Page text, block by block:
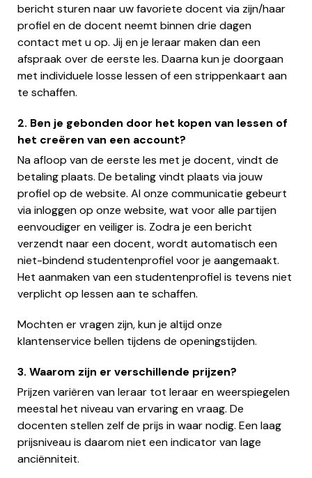
bericht sturen naar uw favoriete docent via zijn/haar
profiel en de docent neemt binnen drie dagen
contact met u op. Jij en je leraar maken dan een
afspraak over de eerste les. Daarna kun je doorgaan
met individuele losse lessen of een strippenkaart aan
te schaffen.
2. Ben je gebonden door het kopen van lessen of
het creëren van een account?
Na afloop van de eerste les met je docent, vindt de
betaling plaats. De betaling vindt plaats via jouw
profiel op de website. Al onze communicatie gebeurt
via inloggen op onze website, wat voor alle partijen
eenvoudiger en veiliger is. Zodra je een bericht
verzendt naar een docent, wordt automatisch een
niet-bindend studentenprofiel voor je aangemaakt.
Het aanmaken van een studentenprofiel is tevens niet
verplicht op lessen aan te schaffen.
Mochten er vragen zijn, kun je altijd onze
klantenservice bellen tijdens de openingstijden.
3. Waarom zijn er verschillende prijzen?
Prijzen variëren van leraar tot leraar en weerspiegelen
meestal het niveau van ervaring en vraag. De
docenten stellen zelf de prijs in waar nodig. Een laag
prijsniveau is daarom niet een indicator van lage
anciënniteit.